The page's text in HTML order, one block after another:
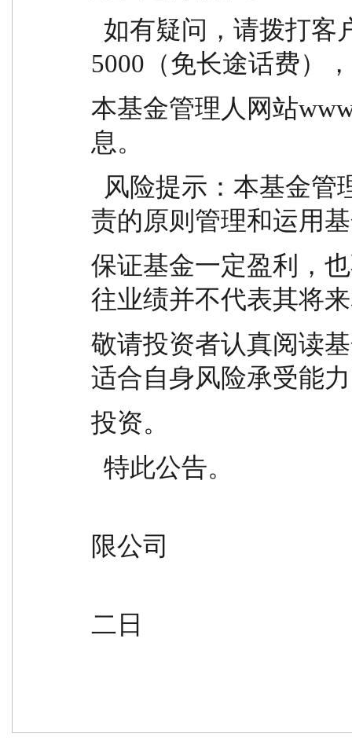
5000（免长途话费）
本基金管理人网站
息。
责的原则管理和运用
保证基金一定盈利，
往业绩并不代表其将
敬请投资者认真阅读
适合自身风险承受能
投资。
  特此公告。
限公司
二日